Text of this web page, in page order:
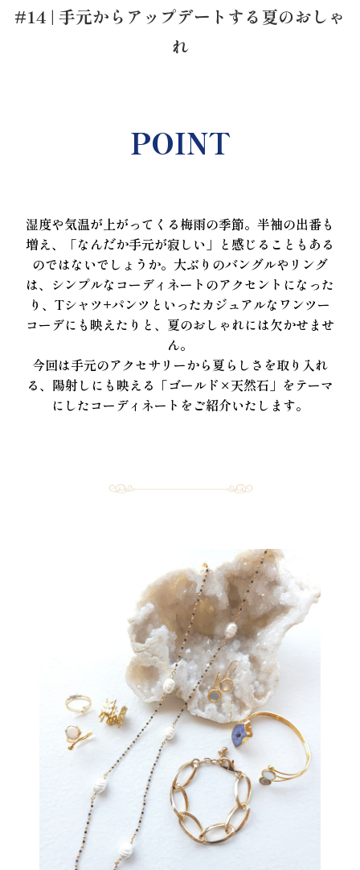
#14 | 手元からアップデートする夏のおしゃ
れ
POINT
湿度や気温が上がってくる梅雨の季節。半袖の出番も
増え、「なんだか手元が寂しい」と感じることもある
のではないでしょうか。大ぶりのバングルやリング
は、シンプルなコーディネートのアクセントになった
り、Tシャツ+パンツといったカジュアルなワンツー
コーデにも映えたりと、夏のおしゃれには欠かせませ
ん。
今回は手元のアクセサリーから夏らしさを取り入れ
る、陽射しにも映える「ゴールド×天然石」をテーマ
にしたコーディネートをご紹介いたします。